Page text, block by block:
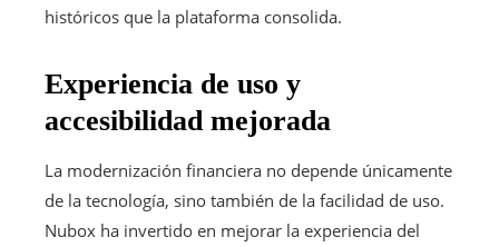
históricos que la plataforma consolida.
Experiencia de uso y
accesibilidad mejorada
La modernización financiera no depende únicamente
de la tecnología, sino también de la facilidad de uso.
Nubox ha invertido en mejorar la experiencia del